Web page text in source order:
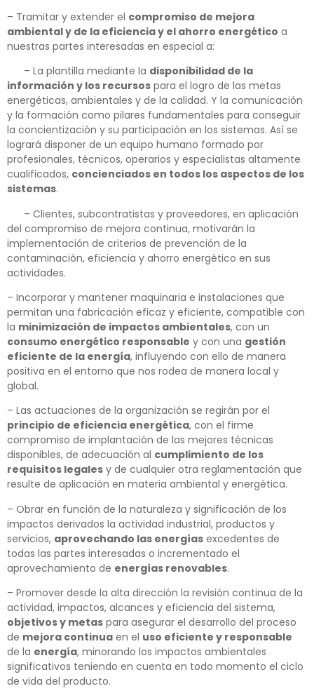
– Tramitar y extender el compromiso de mejora
ambiental y de la eficiencia y el ahorro energético a
nuestras partes interesadas en especial a:
– La plantilla mediante la disponibilidad de la
información y los recursos para el logro de las metas
energéticas, ambientales y de la calidad. Y la comunicación
y la formación como pilares fundamentales para conseguir
la concientización y su participación en los sistemas. Así se
logrará disponer de un equipo humano formado por
profesionales, técnicos, operarios y especialistas altamente
cualificados, concienciados en todos los aspectos de los
sistemas.
– Clientes, subcontratistas y proveedores, en aplicación
del compromiso de mejora continua, motivarán la
implementación de criterios de prevención de la
contaminación, eficiencia y ahorro energético en sus
actividades.
– Incorporar y mantener maquinaria e instalaciones que
permitan una fabricación eficaz y eficiente, compatible con
la minimización de impactos ambientales, con un
consumo energético responsable y con una gestión
eficiente de la energía, influyendo con ello de manera
positiva en el entorno que nos rodea de manera local y
global.
– Las actuaciones de la organización se regirán por el
principio de eficiencia energética, con el firme
compromiso de implantación de las mejores técnicas
disponibles, de adecuación al cumplimiento de los
requisitos legales y de cualquier otra reglamentación que
resulte de aplicación en materia ambiental y energética.
– Obrar en función de la naturaleza y significación de los
impactos derivados la actividad industrial, productos y
servicios, aprovechando las energías excedentes de
todas las partes interesadas o incrementado el
aprovechamiento de energías renovables.
– Promover desde la alta dirección la revisión continua de la
actividad, impactos, alcances y eficiencia del sistema,
objetivos y metas para asegurar el desarrollo del proceso
de mejora continua en el uso eficiente y responsable
de la energía, minorando los impactos ambientales
significativos teniendo en cuenta en todo momento el ciclo
de vida del producto.